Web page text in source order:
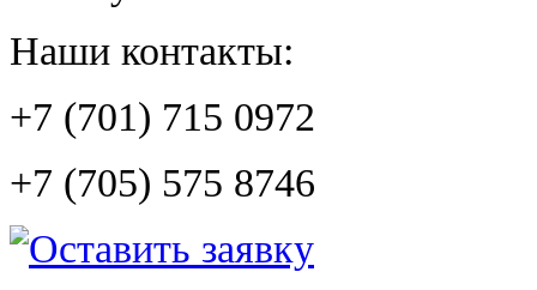
Наши контакты:
+7 (701) 715 0972
+7 (705) 575 8746